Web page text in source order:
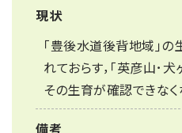
現状
｢豊後水道後背地域｣の
れておらす，「英彦山･犬
その生育が確認できなく
備考